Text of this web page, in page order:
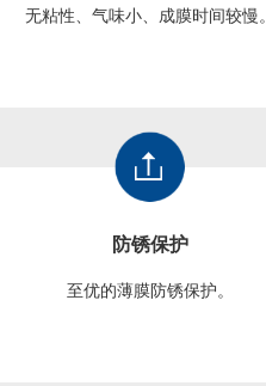
无粘性、气味小、成膜时间较慢。
防锈保护
至优的薄膜防锈保护。